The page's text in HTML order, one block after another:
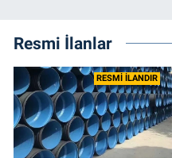
Resmi İlanlar
RESMİ İLANDIR